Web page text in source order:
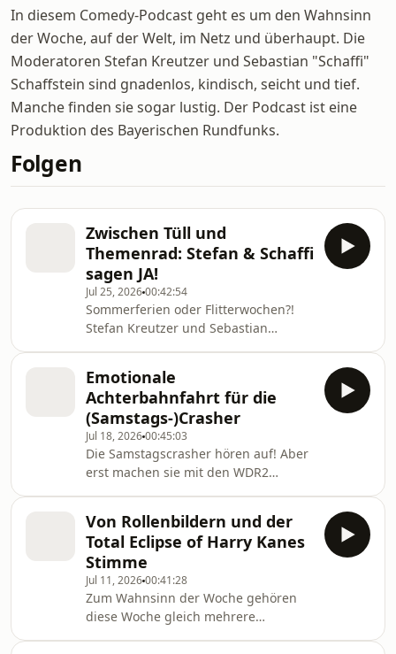
In diesem Comedy-Podcast geht es um den Wahnsinn
der Woche, auf der Welt, im Netz und überhaupt. Die
Moderatoren Stefan Kreutzer und Sebastian "Schaffi"
Schaffstein sind gnadenlos, kindisch, seicht und tief.
Manche finden sie sogar lustig. Der Podcast ist eine
Produktion des Bayerischen Rundfunks.
Folgen
Zwischen Tüll und
Themenrad: Stefan & Schaffi
sagen JA!
Jul 25, 202600:42:54
Sommerferien oder Flitterwochen?!
Stefan Kreutzer und Sebastian
Versprechen und das im Beisein eines
Standesbeamten.
Emotionale
Achterbahnfahrt für die
(Samstags-)Crasher
Jul 18, 202600:45:03
Die Samstagscrasher hören auf! Aber
erst machen sie mit den WDR2
Erklärbär um spezielle
Leihmutterschaften, es geht um
bekiffte Hunde und das
Geruchserlebnis im Trojanischen
Pferd.
Von Rollenbildern und der
Total Eclipse of Harry Kanes
Stimme
Jul 11, 202600:41:28
Zum Wahnsinn der Woche gehören
diese Woche gleich mehrere